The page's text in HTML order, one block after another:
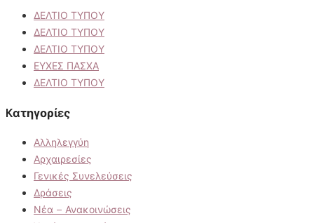
ΔΕΛΤΙΟ ΤΥΠΟΥ
ΔΕΛΤΙΟ ΤΥΠΟΥ
ΔΕΛΤΙΟ ΤΥΠΟΥ
ΕΥΧΕΣ ΠΑΣΧΑ
ΔΕΛΤΙΟ ΤΥΠΟΥ
Kατηγορίες
Αλληλεγγύη
Αρχαιρεσίες
Γενικές Συνελεύσεις
Δράσεις
Νέα – Ανακοινώσεις